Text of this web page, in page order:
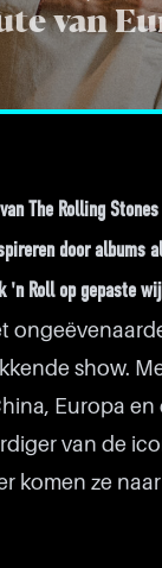
van
The Rolling
door albums
'n Roll op gepaste
show.
Europa
van de
komen ze